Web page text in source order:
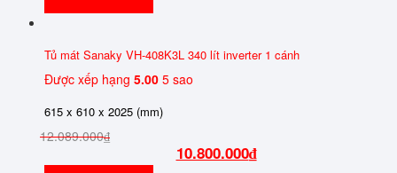
DUNG TÍCH
500L-1000L
Trên 1000 lít (3)
Tủ mát Sanaky VH-408K3L 340 lít inverter 1 cánh
Được xếp hạng 5.00 5 sao
615 x 610 x 2025 (mm)
12.089.000₫
10.800.000₫